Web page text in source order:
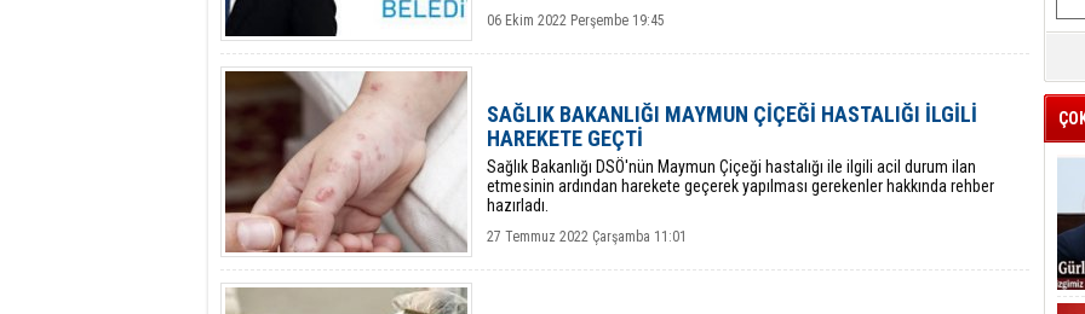
06 Ekim 2022 Perşembe 19:45
SAĞLIK BAKANLIĞI MAYMUN ÇİÇEĞİ HASTALIĞI İLGİLİ
HAREKETE GEÇTİ
Sağlık Bakanlığı DSÖ'nün Maymun Çiçeği hastalığı ile ilgili acil durum ilan
etmesinin ardından harekete geçerek yapılması gerekenler hakkında rehber
hazırladı.
27 Temmuz 2022 Çarşamba 11:01